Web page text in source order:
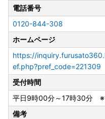
電話番号
0120-844-308
ホームページ
https://
ef.php?pref_code=221309
受付時間
平日9時00分～17時30分
備考